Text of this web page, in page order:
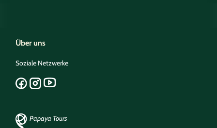
Über uns
Soziale Netzwerke
Papaya Tours